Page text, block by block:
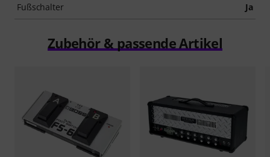
Fußschalter Ja
Zubehör & passende Artikel